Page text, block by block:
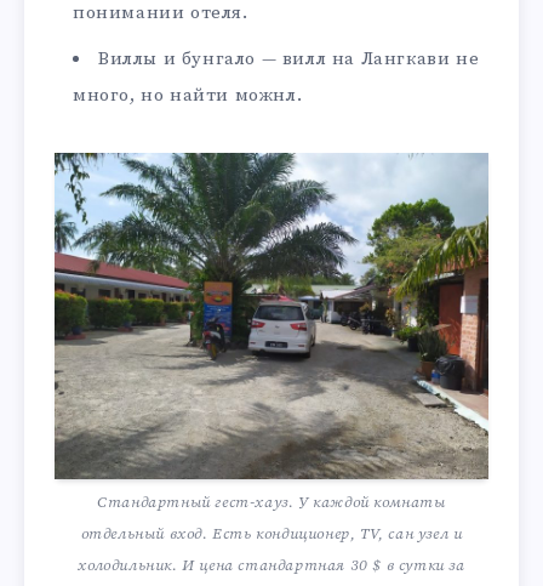
понимании отеля.
Виллы и бунгало — вилл на Лангкави не
много, но найти можнл.
Стандартный гест-хауз. У каждой комнаты
отдельный вход. Есть кондиционер, TV, сан узел и
холодильник. И цена стандартная 30 $ в сутки за